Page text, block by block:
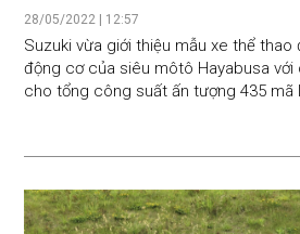
động cơ xe máy
28/05/2022 | 12:57
Suzuki vừa giới thiệu mẫu xe thể thao
động cơ của siêu môtô Hayabusa
cho tổng công suất ấn tượng 435 mã